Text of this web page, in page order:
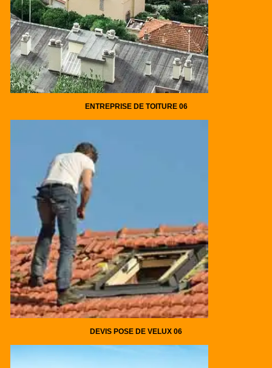
ENTREPRISE DE TOITURE 06
DEVIS POSE DE VELUX 06